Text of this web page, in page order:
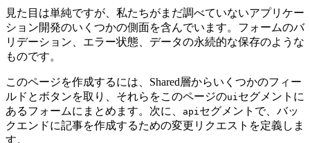
見た目は単純ですが、私たちがまだ調べていないアプリケー
ション開発のいくつかの側面を含んでいます。フォームのバ
リデーション、エラー状態、データの永続的な保存のような
ものです。
このページを作成するには、Shared層からいくつかのフィー
ルドとボタンを取り、それらをこのページのuiセグメントに
あるフォームにまとめます。次に、
apiセグメントで、バッ
クエンドに記事を作成するための変更リクエストを定義しま
す。